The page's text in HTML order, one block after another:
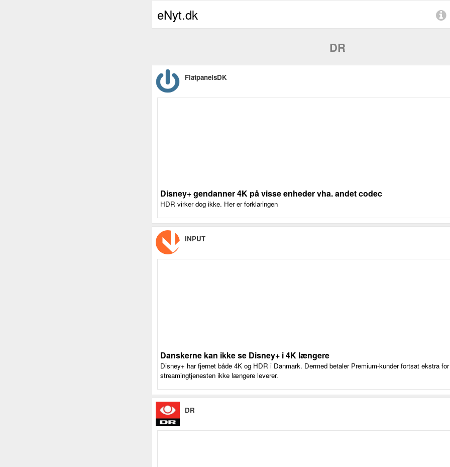
eNyt.dk
DR
FlatpanelsDK
Disney+ gendanner 4K på visse enheder vha. andet codec
HDR virker dog ikke. Her er forklaringen
iNPUT
Danskerne kan ikke se Disney+ i 4K længere
Disney+ har fjernet både 4K og HDR i Danmark. Dermed betaler Premium-kunder fortsat ekstra
streamingtjenesten ikke længere leverer.
DR